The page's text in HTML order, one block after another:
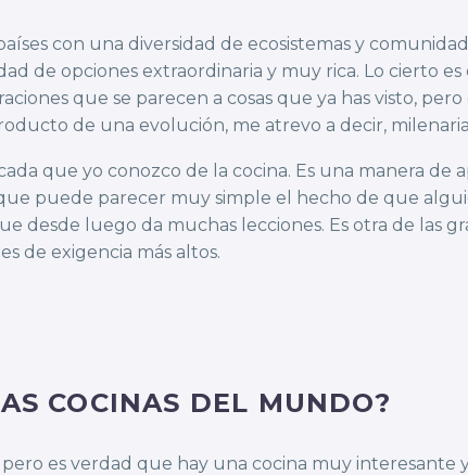
con una diversidad de ecosistemas y
de opciones extraordinaria y muy rica. Lo cierto
que se parecen a cosas que ya has visto,
de una evolución, me atrevo a decir,
que yo conozco de la cocina. Es una manera de
puede parecer muy simple el hecho de que
desde luego da muchas lecciones. Es otra de las
de exigencia más altos.
COCINAS DEL MUNDO?
es verdad que hay una cocina muy